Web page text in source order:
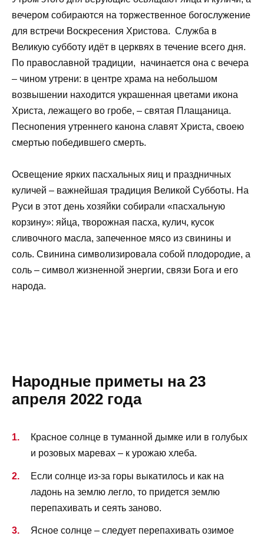
вечером собираются на торжественное богослужение
для встречи Воскресения Христова. Служба в
Великую субботу идёт в церквях в течение всего дня.
По православной традиции, начинается она с вечера
– чином утрени: в центре храма на небольшом
возвышении находится украшенная цветами икона
Христа, лежащего во гробе, – святая Плащаница.
Песнопения утреннего канона славят Христа, своею
смертью победившего смерть.
Освещение ярких пасхальных яиц и праздничных
куличей – важнейшая традиция Великой Субботы. На
Руси в этот день хозяйки собирали «пасхальную
корзину»: яйца, творожная пасха, кулич, кусок
сливочного масла, запеченное мясо из свинины и
соль. Свинина символизировала собой плодородие, а
соль – символ жизненной энергии, связи Бога и его
народа.
Народные приметы на 23
апреля 2022 года
Красное солнце в туманной дымке или в голубых
и розовых маревах – к урожаю хлеба.
Если солнце из-за горы выкатилось и как на
ладонь на землю легло, то придется землю
перепахивать и сеять заново.
Ясное солнце – следует перепахивать озимое